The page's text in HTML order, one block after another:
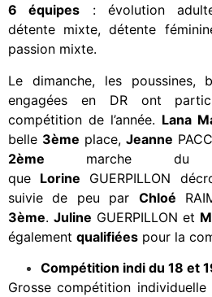
6 équipes : évolution
détente mixte, détente
passion mixte.
Le dimanche, les poussines,
engagées en DR ont
compétition de l’année. Lana
belle 3ème place, Jeanne
2ème marche du
que Lorine GUERPILLON
suivie de peu par Chloé
3ème. Juline GUERPILLON et
également qualifiées pour la
Compétition indi du 18 et
Grosse compétition